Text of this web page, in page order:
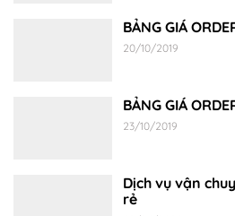
BẢNG GIÁ
20/10/2019
BẢNG GIÁ
23/10/2019
Dịch vụ vận
rẻ